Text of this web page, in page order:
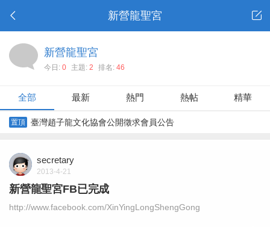
新營龍聖宮
新營龍聖宮
今日: 0 主題: 2 排名: 46
全部 最新 熱門 熱帖 精華
置頂 臺灣趙子龍文化協會公開徵求會員公告
secretary
2013-4-21
新營龍聖宮FB已完成
http://www.facebook.com/XinYingLongShengGong